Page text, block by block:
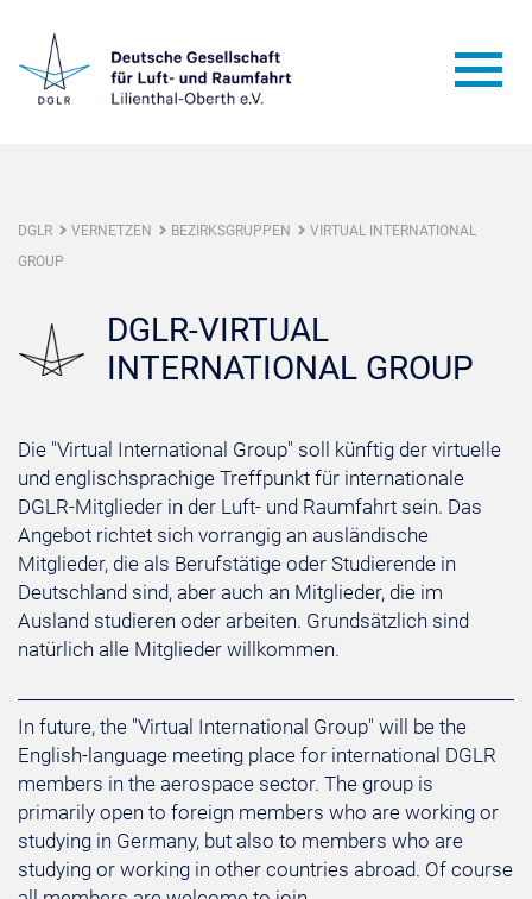
DGLR VERNETZEN BEZIRKSGRUPPEN
VIRTUAL INTERNATIONAL
GROUP
DGLR-VIRTUAL
INTERNATIONAL GROUP
Die "Virtual International Group" soll künftig der virtuelle
und englischsprachige Treffpunkt für internationale
DGLR-Mitglieder in der Luft- und Raumfahrt sein. Das
Angebot richtet sich vorrangig an ausländische
Mitglieder, die als Berufstätige oder Studierende in
Deutschland sind, aber auch an Mitglieder, die im
Ausland studieren oder arbeiten. Grundsätzlich sind
natürlich alle Mitglieder willkommen.
In future, the "Virtual International Group" will be the
English-language meeting place for international DGLR
members in the aerospace sector. The group is
primarily open to foreign members who are working or
studying in Germany, but also to members who are
studying or working in other countries abroad. Of course